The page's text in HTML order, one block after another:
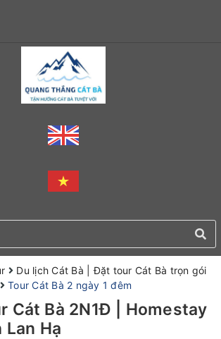
Du lịch Cát Bà | Đặt tour Cát Bà trọn gói
Tour Cát Bà 2 ngày 1 đêm
Cát Bà 2N1Đ | Homestay
Lan Hạ